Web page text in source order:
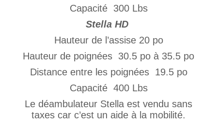
Capacité 300 Lbs
Stella HD
Hauteur de l’assise 20 po
Hauteur de poignées 30.5 po à 35.5 po
Distance entre les poignées 19.5 po
Capacité 400 Lbs
Le déambulateur Stella est vendu sans
taxes car c’est un aide à la mobilité.